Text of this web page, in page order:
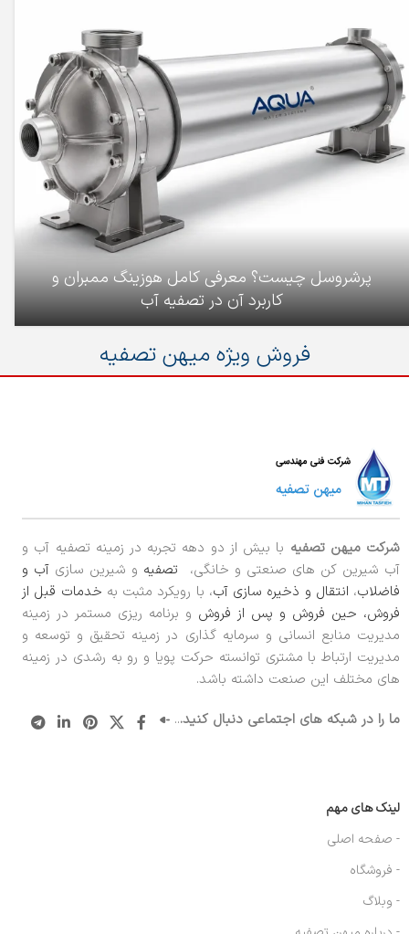
پرشروسل چیست؟ معرفی کامل هوزینگ ممبران و
کاربرد آن در تصفیه آب
فروش ویژه میهن تصفیه
شرکت میهن تصفیه با بیش از دو دهه تجربه در زمینه تصفیه آب و
آب شیرین کن های صنعتی و خانگی،
تصفیه و شیرین سازی آب و
فاضلاب، انتقال و ذخیره سازی آب، با رویکرد مثبت به خدمات قبل از
فروش، حین فروش و پس از فروش و برنامه ریزی مستمر در زمینه
مدیریت منابع انسانی و سرمایه گذاری در زمینه تحقیق و توسعه و
مدیریت ارتباط با مشتری توانسته حرکت پویا و رو به رشدی در زمینه
های مختلف این صنعت داشته باشد.
ما را در شبکه های اجتماعی دنبال کنید...
لینک های مهم
- صفحه اصلی
- فروشگاه
- وبلاگ